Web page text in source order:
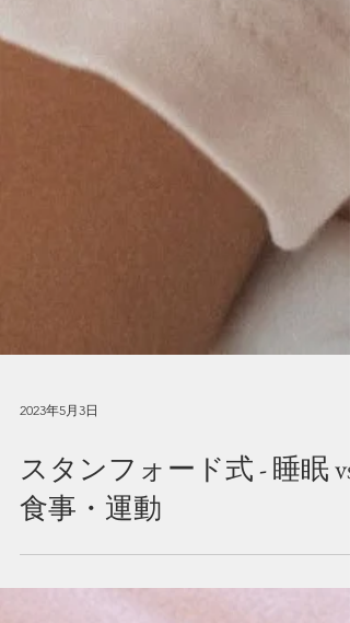
2023年5月3日
スタンフォード式 - 睡眠 vs
食事・運動